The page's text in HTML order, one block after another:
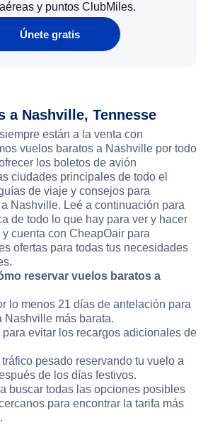
y puntos ClubMiles.
Únete gratis
a Nashville, Tennesse
están a la venta con
vuelos baratos a Nashville por todo
los boletos de avión
ciudades principales de todo el
de viaje y consejos para
Nashville. Leé a continuación para
de todo lo que hay para ver y hacer
cuenta con CheapOair para
ofertas para todas tus necesidades
reservar vuelos baratos a
lo menos 21 días de antelación para
Nashville más barata.
evitar los recargos adicionales de
pesado reservando tu vuelo a
de los días festivos.
buscar todas las opciones posibles
para encontrar la tarifa más